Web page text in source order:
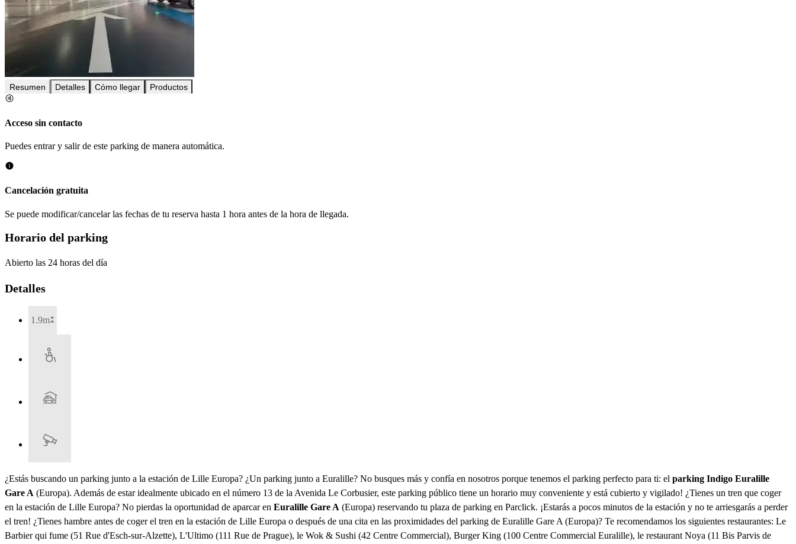
Resumen Detalles Cómo llegar Productos
Acceso sin contacto
Puedes entrar y salir de este parking de manera automática.
Cancelación gratuita
Se puede modificar/cancelar las fechas de tu reserva hasta 1 hora antes de la hora de llegada.
Horario del parking
Abierto las 24 horas del día
Detalles
1.9m
¿Estás buscando un parking junto a la estación de Lille Europa? ¿Un parking junto a Euralille? No busques más y confía en nosotros porque tenemos el parking perfecto para ti: el parking Indigo Euralille
Gare A (Europa). Además de estar idealmente ubicado en el número 13 de la Avenida Le Corbusier, este parking público tiene un horario muy conveniente y está cubierto y vigilado! ¿Tienes un tren que coger
en la estación de Lille Europa? No pierdas la oportunidad de aparcar en Euralille Gare A (Europa) reservando tu plaza de parking en Parclick. ¡Estarás a pocos minutos de la estación y no te arriesgarás a perder
el tren! ¿Tienes hambre antes de coger el tren en la estación de Lille Europa o después de una cita en las proximidades del parking de Euralille Gare A (Europa)? Te recomendamos los siguientes restaurantes: Le
Barbier qui fume (51 Rue d'Esch-sur-Alzette), L'Ultimo (111 Rue de Prague), le Wok & Sushi (42 Centre Commercial), Burger King (100 Centre Commercial Euralille), le restaurant Noya (11 Bis Parvis de